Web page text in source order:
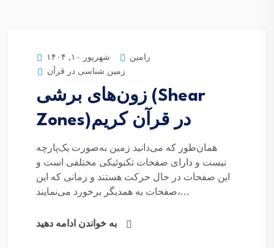
شهریور ۱۰, ۱۴۰۴
رامین
زمین شناسی در قرآن
زون‌های برشی (Shear
Zones)در قرآن کریم
همان‌طور که می‌دانید زمین به‌صورت یک‌پارچه
نیست و دارای صفحات تکنوئیکی مختلفی است و
این صفحات در حال حرکت هستند و زمانی که این
صفحات به همدیگر برخورد می‌نمایند،...
به خواندن ادامه دهید